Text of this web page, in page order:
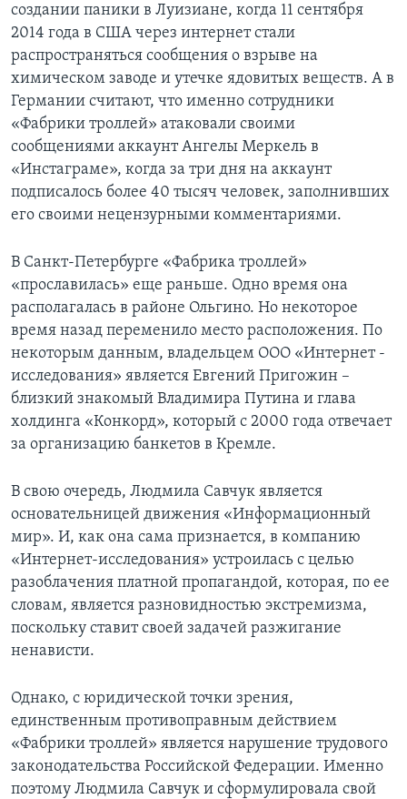
создании паники в Луизиане, когда 11 сентября
2014 года в США через интернет стали
распространяться сообщения о взрыве на
химическом заводе и утечке ядовитых веществ. А в
Германии считают, что именно сотрудники
«Фабрики троллей» атаковали своими
сообщениями аккаунт Ангелы Меркель в
«Инстаграме», когда за три дня на аккаунт
подписалось более 40 тысяч человек, заполнивших
его своими нецензурными комментариями.
В Санкт-Петербурге «Фабрика троллей»
«прославилась» еще раньше. Одно время она
располагалась в районе Ольгино. Но некоторое
время назад переменило место расположения. По
некоторым данным, владельцем ООО «Интернет -
исследования» является Евгений Пригожин –
близкий знакомый Владимира Путина и глава
холдинга «Конкорд», который с 2000 года отвечает
за организацию банкетов в Кремле.
В свою очередь, Людмила Савчук является
основательницей движения «Информационный
мир». И, как она сама признается, в компанию
«Интернет-исследования» устроилась с целью
разоблачения платной пропагандой, которая, по ее
словам, является разновидностью экстремизма,
поскольку ставит своей задачей разжигание
ненависти.
Однако, с юридической точки зрения,
единственным противоправным действием
«Фабрики троллей» является нарушение трудового
законодательства Российской Федерации. Именно
поэтому Людмила Савчук и сформулировала свой